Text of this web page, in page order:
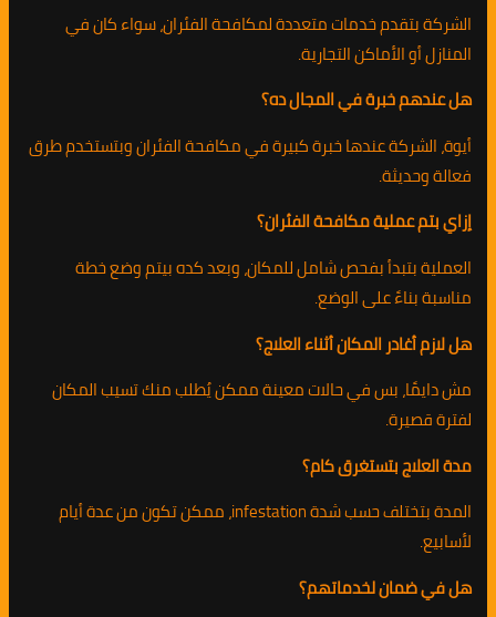
الشركة بتقدم خدمات متعددة لمكافحة الفئران، سواء كان في
المنازل أو الأماكن التجارية.
هل عندهم خبرة في المجال ده؟
أيوة، الشركة عندها خبرة كبيرة في مكافحة الفئران وبتستخدم طرق
فعالة وحديثة.
إزاي بتم عملية مكافحة الفئران؟
العملية بتبدأ بفحص شامل للمكان، وبعد كده بيتم وضع خطة
مناسبة بناءً على الوضع.
هل لازم أغادر المكان أثناء العلاج؟
مش دايمًا، بس في حالات معينة ممكن يُطلب منك تسيب المكان
لفترة قصيرة.
مدة العلاج بتستغرق كام؟
المدة بتختلف حسب شدة infestation، ممكن تكون من عدة أيام
لأسابيع.
هل في ضمان لخدماتهم؟